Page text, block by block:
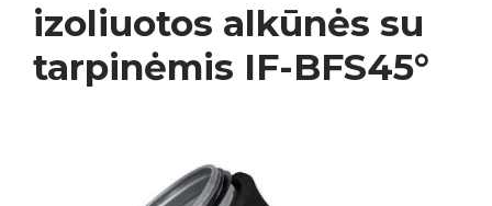
izoliuotos alkūnės su
tarpinėmis IF-BFS45°